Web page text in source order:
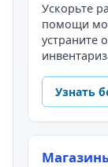
Ускорьте
помощи
устраните
Узнать